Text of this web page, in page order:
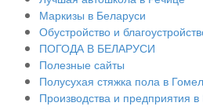
Маркизы в Беларуси
Обустройство и
ПОГОДА В БЕЛАРУСИ
Полезные сайты
Полусухая стяжка пола в
Производства и предприятия